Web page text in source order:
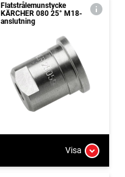
Flatstrålemunstycke
KÄRCHER 080 25° M18-
anslutning
Visa